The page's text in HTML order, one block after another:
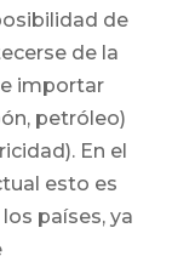
de
de la
importar
petróleo)
En el
esto es
países, ya